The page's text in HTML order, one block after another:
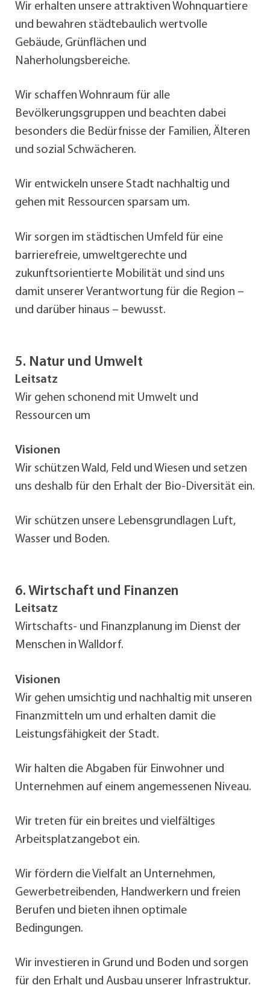
Wir erhalten unsere attraktiven Wohnquartiere
und bewahren städtebaulich wertvolle
Gebäude, Grünflächen und
Naherholungsbereiche.
Wir schaffen Wohnraum für alle
Bevölkerungsgruppen und beachten dabei
besonders die Bedürfnisse der Familien, Älteren
und sozial Schwächeren.
Wir entwickeln unsere Stadt nachhaltig und
gehen mit Ressourcen sparsam um.
Wir sorgen im städtischen Umfeld für eine
barrierefreie, umweltgerechte und
zukunftsorientierte Mobilität und sind uns
damit unserer Verantwortung für die Region –
und darüber hinaus – bewusst.
5. Natur und Umwelt
Leitsatz
Wir gehen schonend mit Umwelt und
Ressourcen um
Visionen
Wir schützen Wald, Feld und Wiesen und setzen
uns deshalb für den Erhalt der Bio-Diversität ein.
Wir schützen unsere Lebensgrundlagen Luft,
Wasser und Boden.
6. Wirtschaft und Finanzen
Leitsatz
Wirtschafts- und Finanzplanung im Dienst der
Menschen in Walldorf.
Visionen
Wir gehen umsichtig und nachhaltig mit unseren
Finanzmitteln um und erhalten damit die
Leistungsfähigkeit der Stadt.
Wir halten die Abgaben für Einwohner und
Unternehmen auf einem angemessenen Niveau.
Wir treten für ein breites und vielfältiges
Arbeitsplatzangebot ein.
Wir fördern die Vielfalt an Unternehmen,
Gewerbetreibenden, Handwerkern und freien
Berufen und bieten ihnen optimale
Bedingungen.
Wir investieren in Grund und Boden und sorgen
für den Erhalt und Ausbau unserer Infrastruktur.